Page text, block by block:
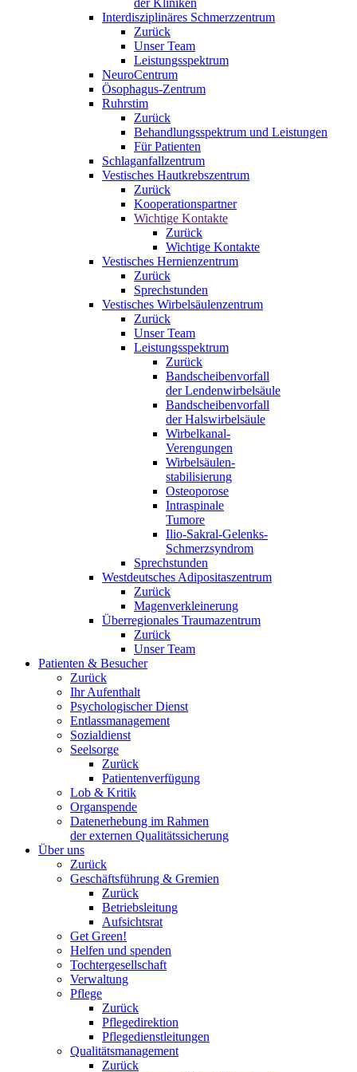
der Kliniken
Interdisziplinäres Schmerzzentrum
Zurück
Unser Team
Leistungsspektrum
NeuroCentrum
Ösophagus-Zentrum
Ruhrstim
Zurück
Behandlungsspektrum und Leistungen
Für Patienten
Schlaganfallzentrum
Vestisches Hautkrebszentrum
Zurück
Kooperationspartner
Wichtige Kontakte
Zurück
Wichtige Kontakte
Vestisches Hernienzentrum
Zurück
Sprechstunden
Vestisches Wirbelsäulenzentrum
Zurück
Unser Team
Leistungsspektrum
Zurück
Bandscheibenvorfall
der Lendenwirbelsäule
Bandscheibenvorfall
der Halswirbelsäule
Wirbelkanal-
Verengungen
Wirbelsäulen-
stabilisierung
Osteoporose
Intraspinale
Tumore
Ilio-Sakral-Gelenks-
Schmerzsyndrom
Sprechstunden
Westdeutsches Adipositaszentrum
Zurück
Magenverkleinerung
Überregionales Traumazentrum
Zurück
Unser Team
Patienten & Besucher
Zurück
Ihr Aufenthalt
Psychologischer Dienst
Entlassmanagement
Sozialdienst
Seelsorge
Zurück
Patientenverfügung
Lob & Kritik
Organspende
Datenerhebung im Rahmen
der externen Qualitätssicherung
Über uns
Zurück
Geschäftsführung & Gremien
Zurück
Betriebsleitung
Aufsichtsrat
Get Green!
Helfen und spenden
Tochtergesellschaft
Verwaltung
Pflege
Zurück
Pflegedirektion
Pflegedienstleitungen
Qualitätsmanagement
Zurück